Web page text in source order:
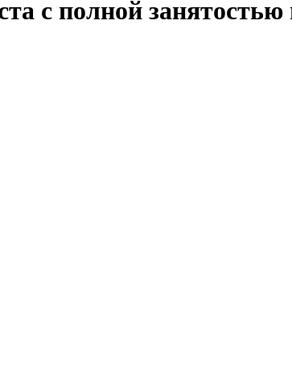
с полной